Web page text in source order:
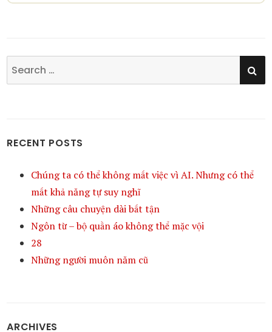
Search
for:
RECENT POSTS
Chúng ta có thể không mất việc vì AI. Nhưng có thể
mất khả năng tự suy nghĩ
Những câu chuyện dài bất tận
Ngôn từ – bộ quần áo không thể mặc vội
28
Những người muôn năm cũ
ARCHIVES